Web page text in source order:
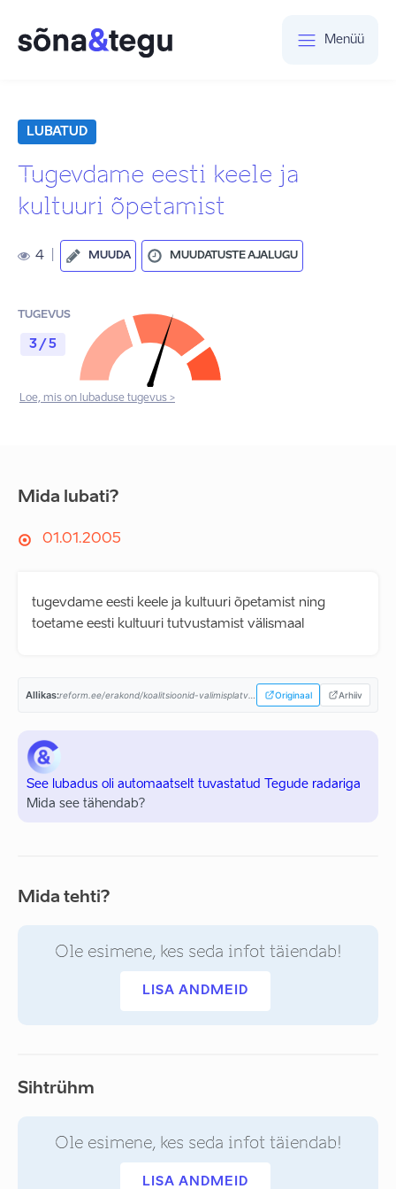
Menüü
LUBATUD
Tugevdame eesti keele ja
kultuuri õpetamist
4 MUUDA MUUDATUSTE AJALUGU
TUGEVUS
3 / 5
Loe, mis on lubaduse tugevus >
Mida lubati?
01.01.2005
tugevdame eesti keele ja kultuuri õpetamist ning
toetame eesti kultuuri tutvustamist välismaal
Allikas: Originaal Arhiiv
See lubadus oli automaatselt tuvastatud Tegude radariga
Mida see tähendab?
Mida tehti?
Ole esimene, kes seda infot täiendab!
LISA ANDMEID
Sihtrühm
Ole esimene, kes seda infot täiendab!
LISA ANDMEID